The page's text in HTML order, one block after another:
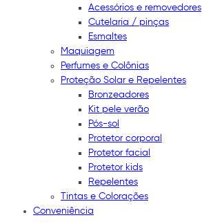
Acessórios e removedores
Cutelaria / pinças
Esmaltes
Maquiagem
Perfumes e Colônias
Proteção Solar e Repelentes
Bronzeadores
Kit pele verão
Pós-sol
Protetor corporal
Protetor facial
Protetor kids
Repelentes
Tintas e Colorações
Conveniência